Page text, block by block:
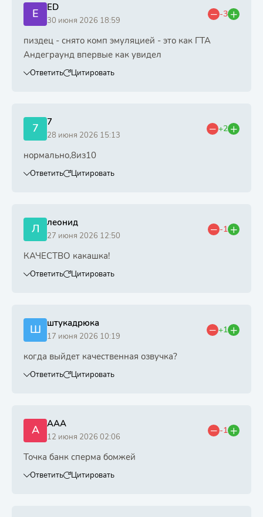
E ED
30 июня 2026 18:59
-3
пиздец - снято комп эмуляцией - это как ГТА
Андеграунд впервые как увидел
Ответить Цитировать
7 7
28 июня 2026 15:13
+2
нормально,8из10
Ответить Цитировать
Л леонид
27 июня 2026 12:50
-1
КАЧЕСТВО какашка!
Ответить Цитировать
Ш штукадрюка
17 июня 2026 10:19
+1
когда выйдет качественная озвучка?
Ответить Цитировать
A AAA
12 июня 2026 02:06
-1
Точка банк сперма бомжей
Ответить Цитировать